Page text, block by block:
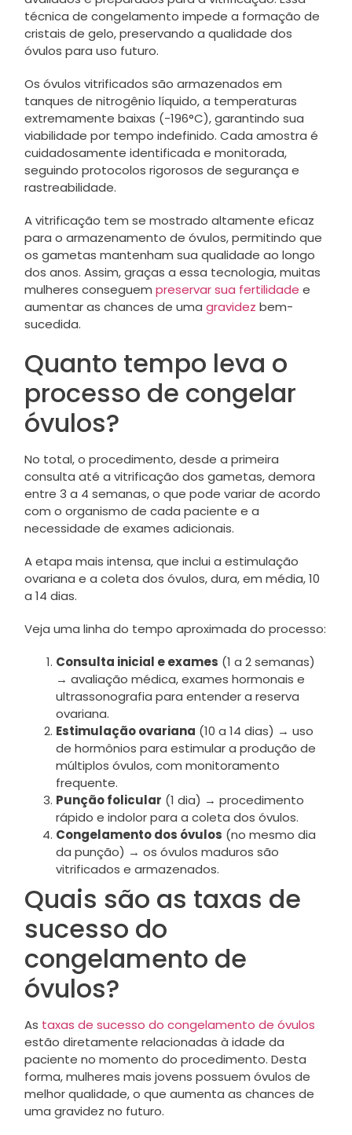
técnica de congelamento impede a formação de
cristais de gelo, preservando a qualidade dos
óvulos para uso futuro.
Os óvulos vitrificados são armazenados em
tanques de nitrogênio líquido, a temperaturas
extremamente baixas (-196°C), garantindo sua
viabilidade por tempo indefinido. Cada amostra é
cuidadosamente identificada e monitorada,
seguindo protocolos rigorosos de segurança e
rastreabilidade.
A vitrificação tem se mostrado altamente eficaz
para o armazenamento de óvulos, permitindo que
os gametas mantenham sua qualidade ao longo
dos anos. Assim, graças a essa tecnologia, muitas
mulheres conseguem preservar sua fertilidade e
aumentar as chances de uma gravidez bem-
sucedida.
Quanto tempo leva o
processo de congelar
óvulos?
No total, o procedimento, desde a primeira
consulta até a vitrificação dos gametas, demora
entre 3 a 4 semanas, o que pode variar de acordo
com o organismo de cada paciente e a
necessidade de exames adicionais.
A etapa mais intensa, que inclui a estimulação
ovariana e a coleta dos óvulos, dura, em média, 10
a 14 dias.
Veja uma linha do tempo aproximada do processo:
Consulta inicial e exames (1 a 2 semanas)
→ avaliação médica, exames hormonais e
ultrassonografia para entender a reserva
ovariana.
Estimulação ovariana (10 a 14 dias) → uso
de hormônios para estimular a produção de
múltiplos óvulos, com monitoramento
frequente.
Punção folicular (1 dia) → procedimento
rápido e indolor para a coleta dos óvulos.
Congelamento dos óvulos (no mesmo dia
da punção) → os óvulos maduros são
vitrificados e armazenados.
Quais são as taxas de
sucesso do
congelamento de
óvulos?
As taxas de sucesso do congelamento de óvulos
estão diretamente relacionadas à idade da
paciente no momento do procedimento. Desta
forma, mulheres mais jovens possuem óvulos de
melhor qualidade, o que aumenta as chances de
uma gravidez no futuro.